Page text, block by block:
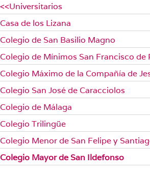
<<Universitarios
Casa de los Lizana
Colegio de San Basilio Magno
Colegio de Mínimos San Francisco de
Colegio Máximo de la Compañía de
Colegio San José de Caracciolos
Colegio de Málaga
Colegio Trilingüe
Colegio Menor de San Felipe y
Colegio Mayor de San Ildefonso